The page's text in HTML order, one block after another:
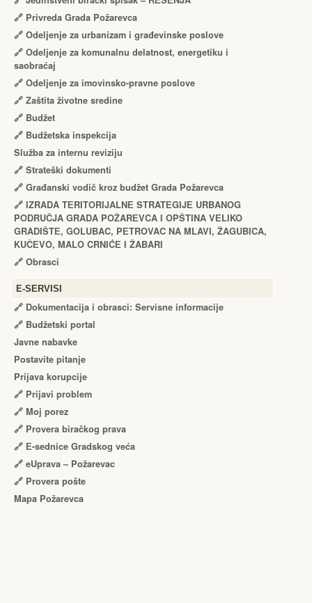
🔗 Privreda Grada Požarevca
🔗 Odeljenje za urbanizam i građevinske poslove
🔗 Odeljenje za komunalnu delatnost, energetiku i
saobraćaj
🔗 Odeljenje za imovinsko-pravne poslove
🔗 Zaštita životne sredine
🔗 Budžet
🔗 Budžetska inspekcija
Služba za internu reviziju
🔗 Strateški dokumenti
🔗 Građanski vodič kroz budžet Grada Požarevca
🔗 IZRADA TЕRITORIJALNЕ STRATЕGIJЕ URBANOG
PODRUČJA GRADA POŽARЕVCA I OPŠTINA VЕLIKO
GRADIŠTЕ, GOLUBAC, PЕTROVAC NA MLAVI, ŽAGUBICA,
KUČЕVO, MALO CRNIĆЕ I ŽABARI
🔗 Obrasci
Е-SERVISI
🔗 Dokumentacija i obrasci: Servisne informacije
🔗 Budžetski portal
Javne nabavke
Postavite pitanje
Prijava korupcije
🔗 Prijavi problem
🔗 Moj porez
🔗 Provera biračkog prava
🔗 Е-sednice Gradskog veća
🔗 eUprava – Požarevac
🔗 Provera pošte
Mapa Požarevca